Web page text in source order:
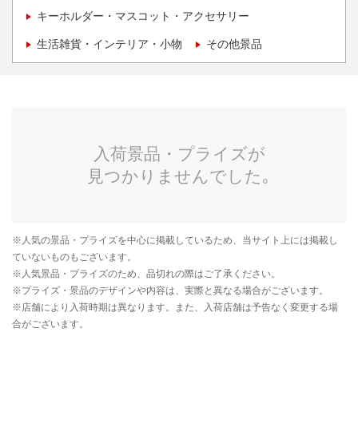
キーホルダー・マスコット・アクセサリー
生活雑貨・インテリア・小物 その他景品